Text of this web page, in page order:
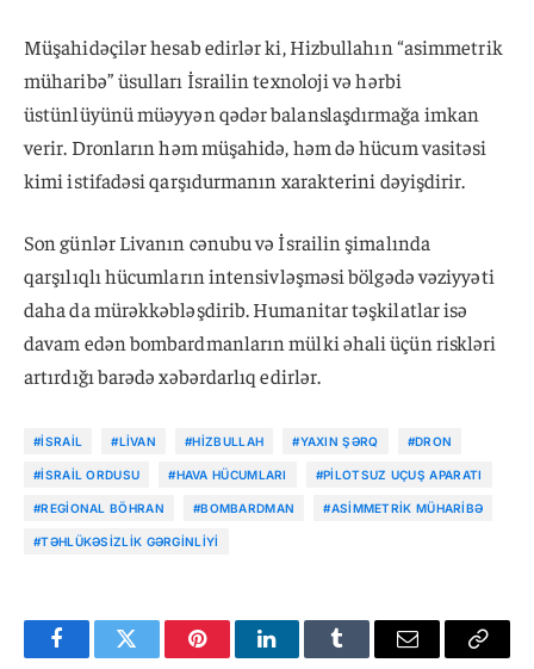
Müşahidəçilər hesab edirlər ki, Hizbullahın “asimmetrik
müharibə” üsulları İsrailin texnoloji və hərbi
üstünlüyünü müəyyən qədər balanslaşdırmağa imkan
verir. Dronların həm müşahidə, həm də hücum vasitəsi
kimi istifadəsi qarşıdurmanın xarakterini dəyişdirir.
Son günlər Livanın cənubu və İsrailin şimalında
qarşılıqlı hücumların intensivləşməsi bölgədə vəziyyəti
daha da mürəkkəbləşdirib. Humanitar təşkilatlar isə
davam edən bombardmanların mülki əhali üçün riskləri
artırdığı barədə xəbərdarlıq edirlər.
#İSRAIL #LIVAN #HIZBULLAH #YAXIN ŞƏRQ #DRON
#İSRAIL ORDUSU #HAVA HÜCUMLARI #PILOTSUZ UÇUŞ APARATI
#REGIONAL BÖHRAN #BOMBARDMAN #ASIMMETRIK MÜHARIBƏ
#TƏHLÜKƏSIZLIK GƏRGINLIYI
FacebookTwitter PinterestLinkedInTumblr Email
Copy